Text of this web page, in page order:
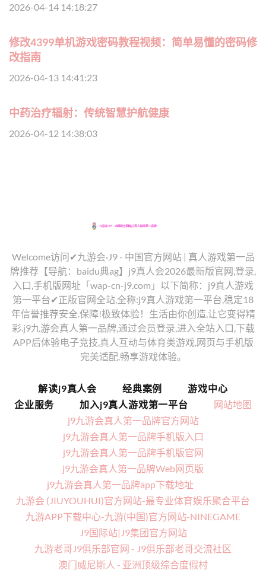
2026-04-14 14:18:27
修改4399单机游戏密码教程视频：简单易懂的密码修
改指南
2026-04-13 14:41:23
中药治疗辐射：传统智慧护航健康
2026-04-12 14:38:03
Welcome访问✔九游会·J9 - 中国官方网站 | 真人游戏第一品
牌推荐【导航：baidu典ag】j9真人会2026最新版官网,登录,
入口,手机版网址「wap-cn-j9.com」以下简称：j9真人游戏
第一平台✔正版官网全站,全称:j9真人游戏第一平台,稳定18
年信誉推荐安全.保障!极致体验！生活由你创造,让它变得精
彩.j9九游会真人第一品牌,通过会员登录,进入全站入口,下载
APP后体验电子竞技,真人互动与体育类游戏,网页与手机版
完美适配,畅享游戏体验。
解读j9真人会 经典案例
游戏中心
企业服务
加入j9真人游戏第一平台
网站地图
j9九游会真人第一品牌官方网站
j9九游会真人第一品牌手机版入口
j9九游会真人第一品牌手机版官网
j9九游会真人第一品牌Web网页版
j9九游会真人第一品牌app下载地址
九游会 (JIUYOUHUI)官方网站-最专业体育娱乐聚合平台
九游APP下载中心-九游(中国)官方网站-NINEGAME
J9国际站|J9集团官方网站
九游老哥J9俱乐部官网 - J9俱乐部老哥交流社区
澳门威尼斯人 - 亚洲顶级综合度假村